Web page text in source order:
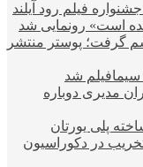
است» رونمایی شد
از راه ابریشم گرفت؛ پوستر منتشر
سیمافیلم شد
مدیری دوباره
پلی یورتان
در دکوراسیون